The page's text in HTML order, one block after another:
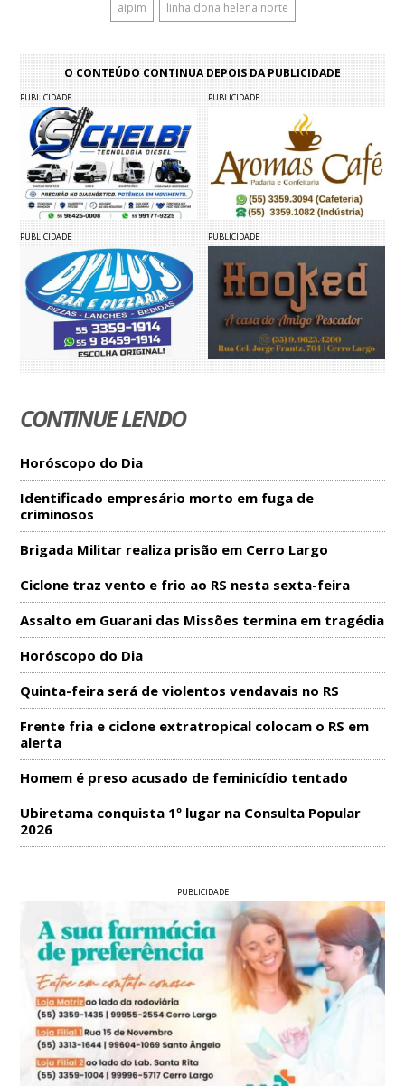
aipim linha dona helena norte
O CONTEÚDO CONTINUA DEPOIS DA PUBLICIDADE
PUBLICIDADE PUBLICIDADE
PUBLICIDADE PUBLICIDADE
CONTINUE LENDO
Horóscopo do Dia
Identificado empresário morto em fuga de
criminosos
Brigada Militar realiza prisão em Cerro Largo
Ciclone traz vento e frio ao RS nesta sexta-feira
Assalto em Guarani das Missões termina em tragédia
Horóscopo do Dia
Quinta-feira será de violentos vendavais no RS
Frente fria e ciclone extratropical colocam o RS em
alerta
Homem é preso acusado de feminicídio tentado
Ubiretama conquista 1º lugar na Consulta Popular
2026
PUBLICIDADE